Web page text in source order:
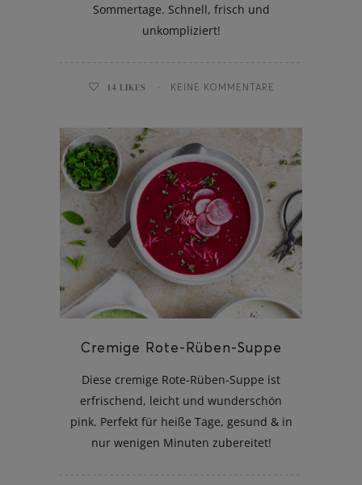
Eis am Stil
Sommertage. Schnell, frisch und
unkompliziert!
14 LIKES KEINE KOMMENTARE
Cremige Rote-Rüben-Suppe
Diese cremige Rote-Rüben-Suppe ist
erfrischend, leicht und wunderschön
pink. Perfekt für heiße Tage, gesund & in
nur wenigen Minuten zubereitet!